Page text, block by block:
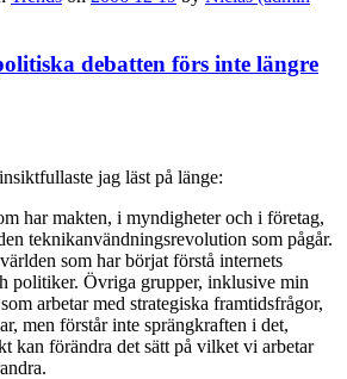
debatten förs inte längre
jag läst på länge:
har makten, i myndigheter och i företag,
teknikanvändningsrevolution som pågår.
som har börjat förstå internets
politiker. Övriga grupper, inklusive min
arbetar med strategiska framtidsfrågor,
men förstår inte sprängkraften i det,
kan förändra det sätt på vilket vi arbetar